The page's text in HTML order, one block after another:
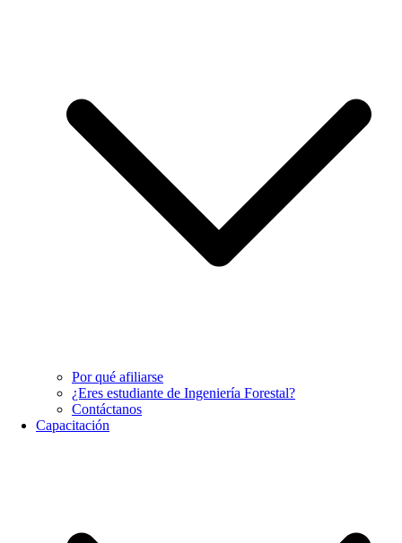
Por qué afiliarse
¿Eres estudiante de Ingeniería Forestal?
Contáctanos
Capacitación